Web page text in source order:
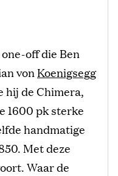
off die Ben
vonKoenigsegg
hij de Chimera,
1600 pk sterke
handmatige
Met deze
Waar de